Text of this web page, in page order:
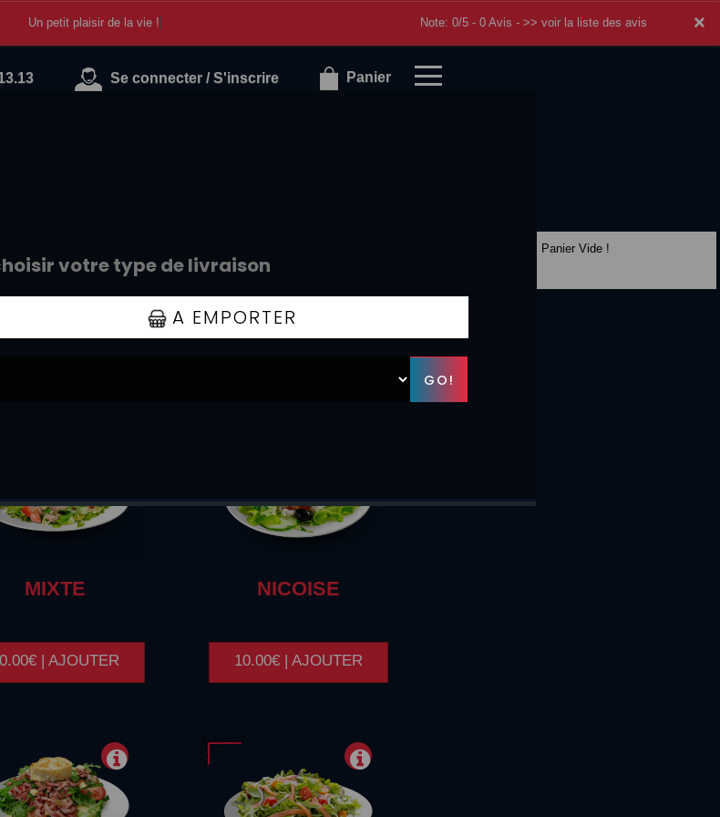
×
Un petit plaisir de la vie ! Note: 0/5 - 0 Avis - >> voir la liste des avis
Se connecter / S'inscrire Panier
×
FRAÎCHEURS
MIXTE
| AJOUTER
NICOISE
10.00€ | AJOUTER
Panier Vide !